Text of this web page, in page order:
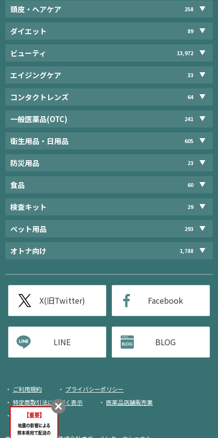
頭皮・ヘアケア 258
ダイエット 89
ビューティ 13,972
エイジングケア 33
コンタクトレンズ 64
一般医薬品(OTC) 241
衛生用品・日用品 605
防災用品 23
食品 60
検査キット 29
ペット用品 293
オトナ向け 1,788
X(旧Twitter) Facebook
LINE BLOG
ご利用規約
プライバシーポリシー
特定商取引法に基づく表示
医薬品店舗販売業
荷物追跡